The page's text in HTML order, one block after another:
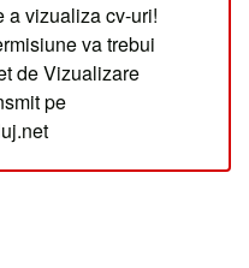
a vizualiza cv-uri!
va trebui
de Vizualizare
pe